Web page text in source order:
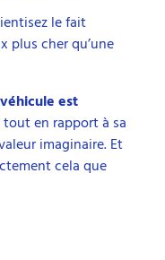
le fait
plus cher qu’une
est
en rapport à sa
imaginaire. Et
cela que